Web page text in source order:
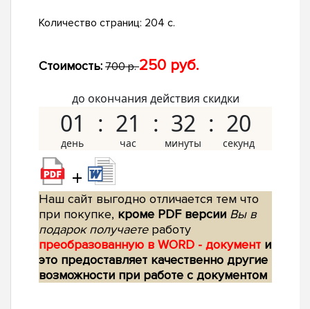
Количество страниц: 204 с.
Стоимость: 700 р.250 руб.
до окончания действия скидки
01 21 32 19
+
Наш сайт выгодно отличается тем что
при покупке, кроме PDF версии Вы в
подарок получаетеработу
преобразованную в WORD - документ и
это предоставляет качественно другие
возможности при работе с документом